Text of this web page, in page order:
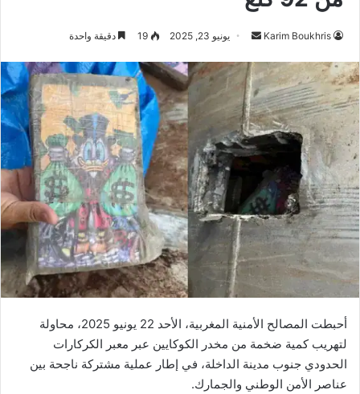
Karim Boukhris
أرسل
إلكترونيا
يونيو 23, 2025 19 دقيقة واحدة
أحبطت المصالح الأمنية المغربية، الأحد 22 يونيو 2025، محاولة
لتهريب كمية ضخمة من مخدر الكوكايين عبر معبر الكركارات
الحدودي جنوب مدينة الداخلة، في إطار عملية مشتركة ناجحة بين
عناصر الأمن الوطني والجمارك.